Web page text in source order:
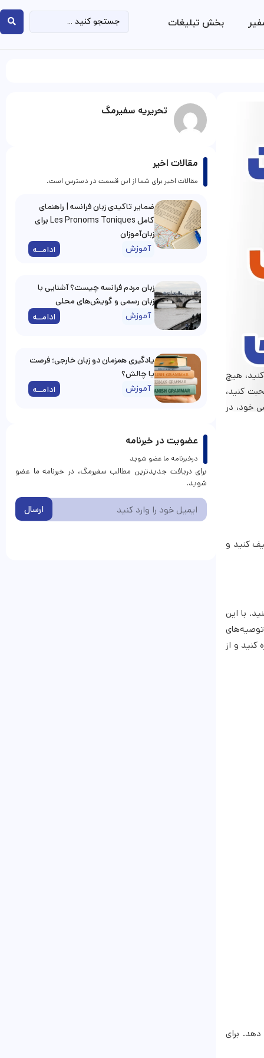
بخش تبلیغات
هیچ
کنید،
خود، در
کنید و
با این
کنید و از
برای
تحریریه سفیرمگ
مقالات اخیر
مقالات اخیر برای شما از این قسمت در دسترس است.
ضمایر تاکیدی زبان فرانسه | راهنمای
کامل Les Pronoms Toniques برای
زبان‌آموزان
آموزش ادامــه
زبان مردم فرانسه چیست؟ آشنایی با
زبان رسمی و گویش‌های محلی
آموزش ادامــه
یادگیری همزمان دو زبان خارجی؛ فرصت
یا چالش؟
آموزش ادامــه
عضویت در خبرنامه
درخبرنامه ما عضو شوید
برای دریافت جدیدترین مطالب سفیرمگ، در خبرنامه ما عضو
شوید.
ارسال